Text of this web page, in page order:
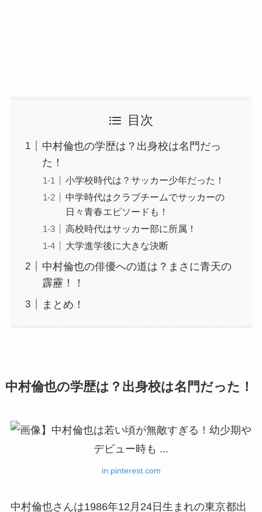
目次
中村倫也の学歴は？出身校は名門だっ
た！
小学校時代は？サッカー少年だった！
中学時代はクラブチームでサッカーの
日々青春エピソードも！
高校時代はサッカー部に所属！
大学進学後に大きな決断
中村倫也の俳優への道は？まさに青天の
霹靂！！
まとめ！
中村倫也の学歴は？出身校は名門だった！
in.pinterest.com
中村倫也さんは1986年12月24日生まれの東京都出